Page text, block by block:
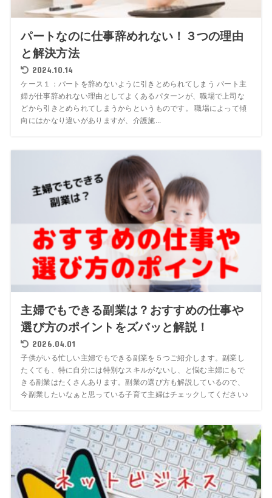
パートなのに仕事辞めれない！３つの理由
と解決方法
2024.10.14
ケース１：パートを辞めないように引きとめられてしまう パート主
婦が仕事辞めれない理由としてよくあるパターンが、職場で上司な
どから引きとめられてしまうからというものです。 職場によって傾
向にはかなり違いがありますが、介護施...
主婦でもできる副業は？おすすめの仕事や
選び方のポイントをズバッと解説！
2026.04.01
子供がいる忙しい主婦でもできる副業を５つご紹介します。副業し
たくても、特に自分には特別なスキルがないし、と悩む主婦にもで
きる副業はたくさんあります。副業の選び方も解説しているので、
今副業したいなぁと思っている子育て主婦はチェックしてください♪